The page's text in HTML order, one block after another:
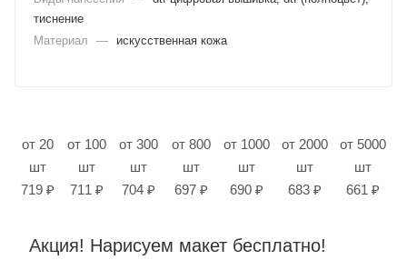
тиснение
Материал
— искусственная кожа
от 20
шт
719 ₽
от 100
шт
711 ₽
от 300
шт
704 ₽
от 800
шт
697 ₽
от 1000
шт
690 ₽
от 2000
шт
683 ₽
от 5000
шт
661 ₽
Акция! Нарисуем макет бесплатно!